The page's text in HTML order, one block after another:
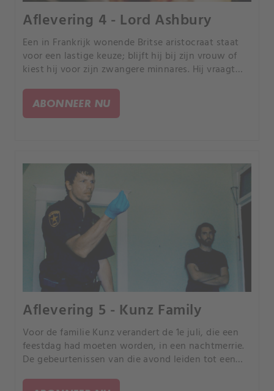
Aflevering 4 - Lord Ashbury
Een in Frankrijk wonende Britse aristocraat staat
voor een lastige keuze; blijft hij bij zijn vrouw of
kiest hij voor zijn zwangere minnares. Hij vraagt
hij in dat uur neemt, kost hem zijn leven.
ABONNEER NU
Aflevering 5 - Kunz Family
Voor de familie Kunz verandert de 1e juli, die een
feestdag had moeten worden, in een nachtmerrie.
De gebeurtenissen van die avond leiden tot een
achterhalen wie het gezin heeft vermoord en